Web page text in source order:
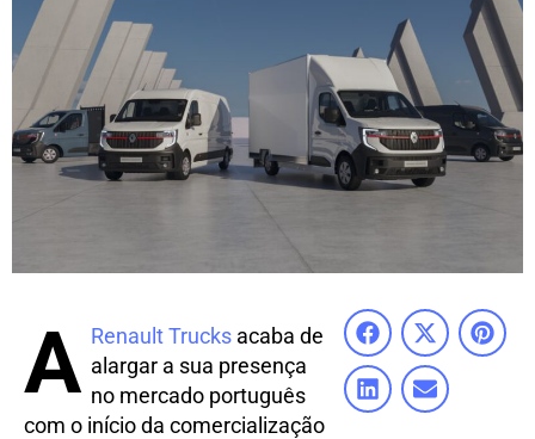
A Renault Trucks acaba de
alargar a sua presença
no mercado português
com o início da comercialização